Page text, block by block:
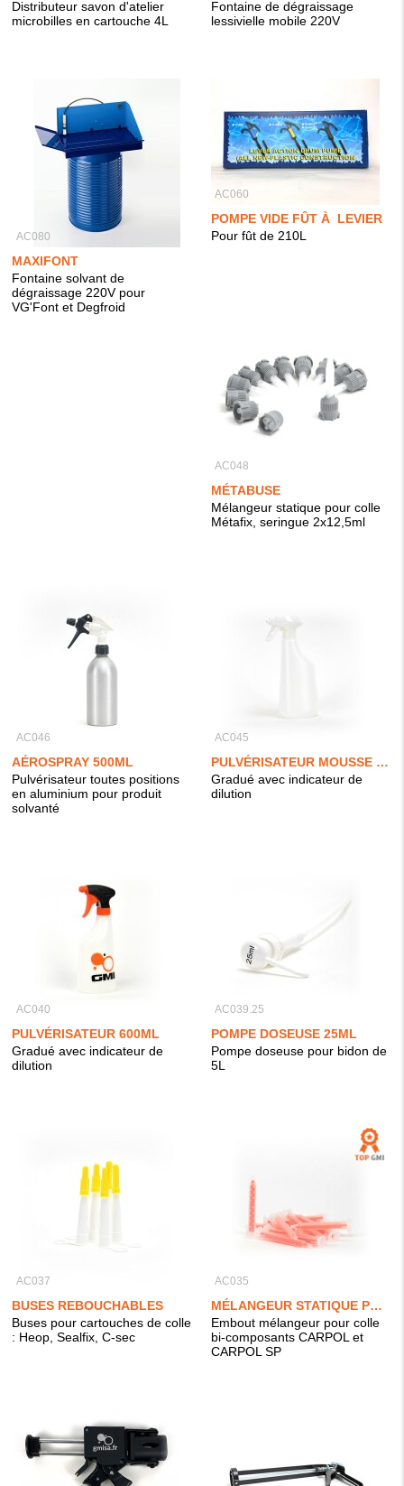
Distributeur savon d'atelier
microbilles en cartouche 4L
Fontaine de dégraissage
lessivielle mobile 220V
AC080
MAXIFONT
Fontaine solvant de
dégraissage 220V pour
VG'Font et Degfroid
AC060
POMPE VIDE FÛT À LEVIER
Pour fût de 210L
AC048
MÉTABUSE
Mélangeur statique pour colle
Métafix, seringue 2x12,5ml
AC046
AÉROSPRAY 500ML
Pulvérisateur toutes positions
en aluminium pour produit
solvanté
AC045
PULVÉRISATEUR MOUSSE 600ML
Gradué avec indicateur de
dilution
AC040
PULVÉRISATEUR 600ML
Gradué avec indicateur de
dilution
AC039.25
POMPE DOSEUSE 25ML
Pompe doseuse pour bidon de
5L
AC037
BUSES REBOUCHABLES
Buses pour cartouches de colle
: Heop, Sealfix, C-sec
AC035
MÉLANGEUR STATIQUE POUR COLLE BI-COMPOSANTS 2X25ML
Embout mélangeur pour colle
bi-composants CARPOL et
CARPOL SP